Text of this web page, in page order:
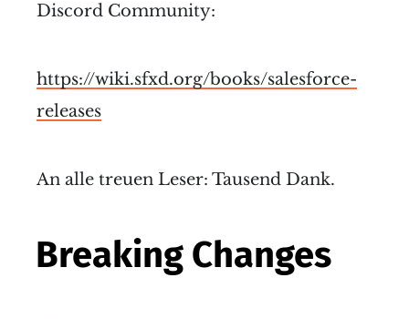
Discord Community:
https://wiki.sfxd.org/books/salesforce-
releases
An alle treuen Leser: Tausend Dank.
Breaking Changes